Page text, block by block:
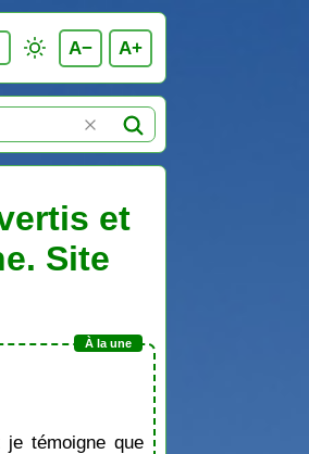
A− A+
et
Site
témoigne que